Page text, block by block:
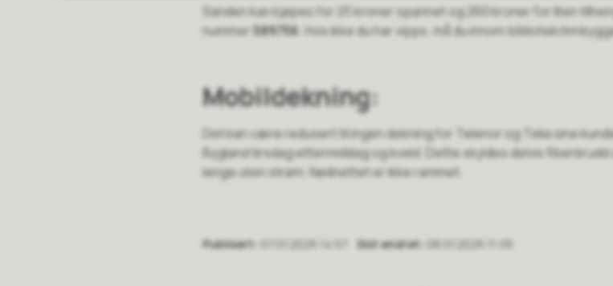
Sanden kan kjøpes for 25 kroner spannet og 260 kroner for liten
nummer 589756 . Hvis ikke du har vipps, må du innom bibliotek/
Mobildekning:
Det kan være redusert til ingen dekning for Telenor og Telia sine
Bygland tirsdag ettermiddag og kveld. Dette skyldes delvis
lenge uten strøm. Nødnettet er ikke rammet.
Publisert 07.01.2025 14:57 Sist endret 08.01.2025 11:05